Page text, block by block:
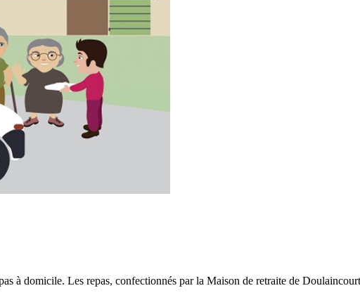
à domicile. Les repas, confectionnés par la Maison de retraite de